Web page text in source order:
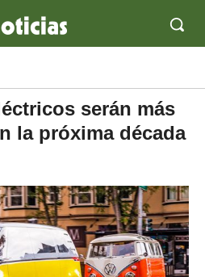
serán más
la próxima década